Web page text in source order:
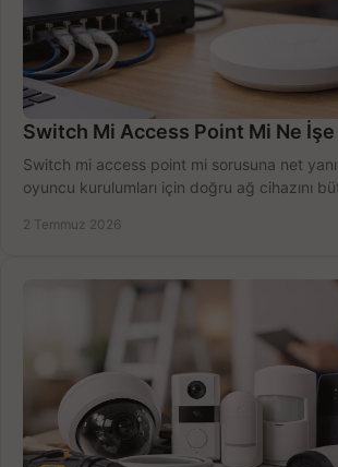
Switch Mi Access Point Mi Ne İşe
Switch mi access point mi sorusuna net
oyuncu kurulumları için doğru ağ cihazını
2 Temmuz 2026